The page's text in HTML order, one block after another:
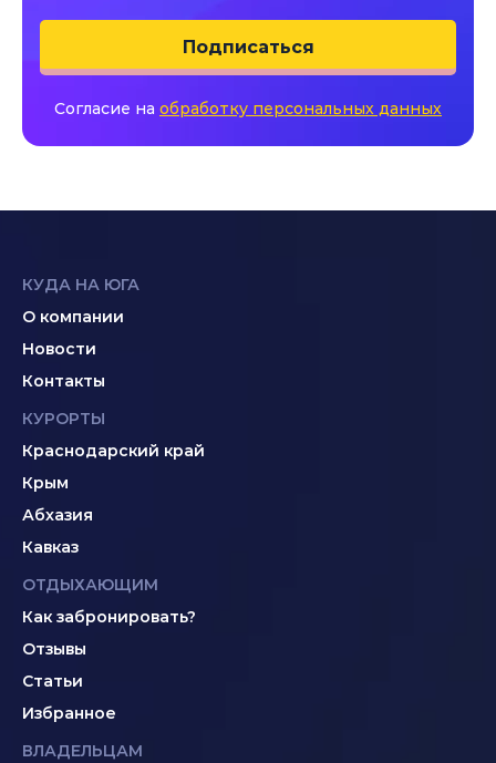
Подписаться
Согласие на обработку персональных данных
КУДА НА ЮГА
О компании
Новости
Контакты
КУРОРТЫ
Краснодарский край
Крым
Абхазия
Кавказ
ОТДЫХАЮЩИМ
Как забронировать?
Отзывы
Статьи
Избранное
ВЛАДЕЛЬЦАМ